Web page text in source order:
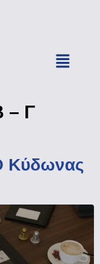
– Γ
Κύδωνας